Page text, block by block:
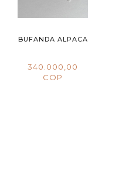
BUFANDA ALPACA
340.000,00
COP